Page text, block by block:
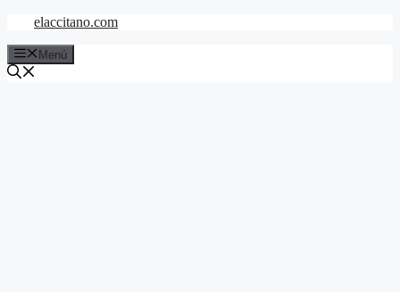
Saltar
contenido
elaccitano.com
Menú